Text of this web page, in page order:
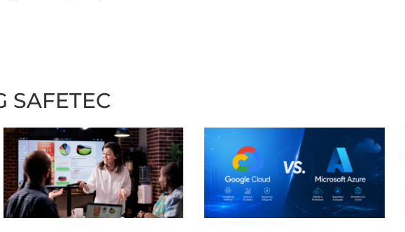
SAFETEC